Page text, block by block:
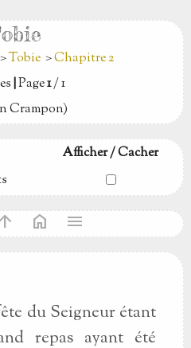
>Tobie>Chapitre 2
|Page1/ 1
Crampon)
Afficher / Cacher
home menu
du Seigneur étant
repas ayant été